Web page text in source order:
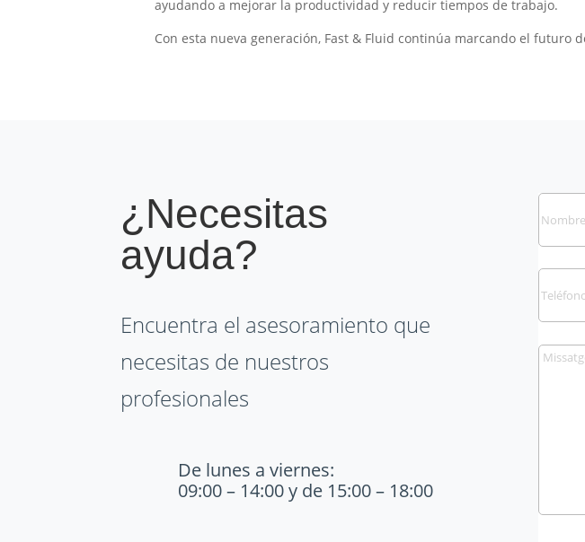
ayudando a mejorar la productividad y reducir tiempos de trabajo.
Con esta nueva generación, Fast & Fluid continúa marcando el futuro
¿Necesitas
ayuda?
Encuentra el asesoramiento que
necesitas de nuestros
profesionales
De lunes a viernes:
09:00 – 14:00 y de 15:00 – 18:00